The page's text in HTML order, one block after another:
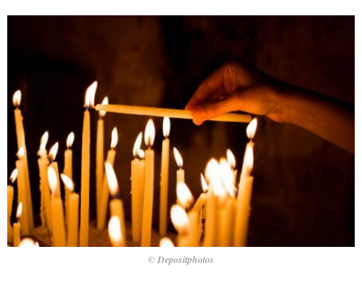
© Depositphotos